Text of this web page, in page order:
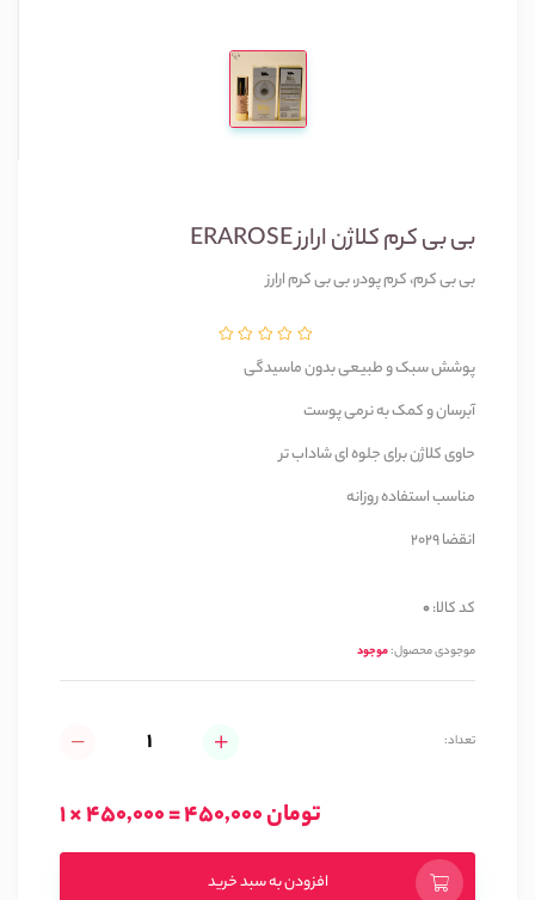
بی بی کرم کلاژن ارارز ERAROSE
بی بی کرم، کرم پودر، بی بی کرم ارارز
پوشش سبک و طبیعی بدون ماسیدگی
آبرسان و کمک به نرمی پوست
حاوی کلاژن برای جلوه ای شاداب تر
مناسب استفاده روزانه
انقضا 2029
کد کالا:0
موجودی محصول:موجود
تعداد:
1 × 450,000 = 450,000 تومان
افزودن به سبد خرید